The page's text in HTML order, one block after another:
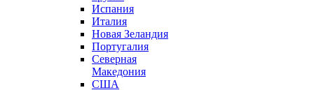
Испания
Италия
Новая Зеландия
Португалия
Северная
Македония
США